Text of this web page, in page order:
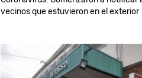
vecinos que estuvieron en el exterior